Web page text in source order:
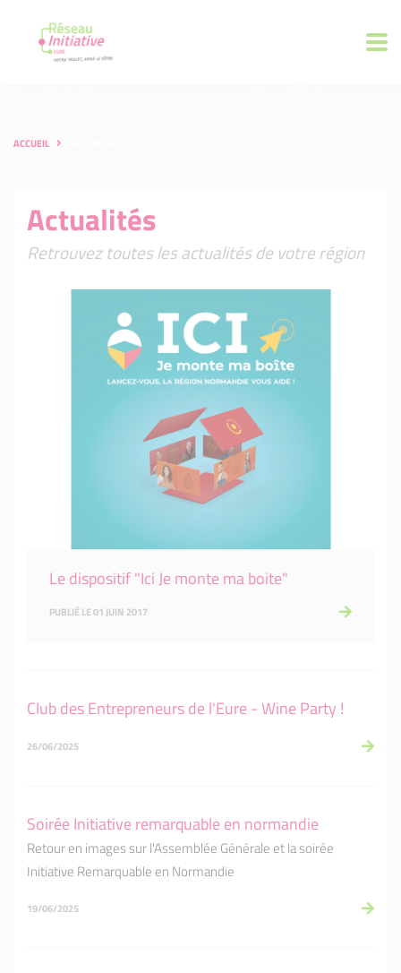
ACCUEIL
Actualités
Retrouvez toutes les actualités de votre région
Le dispositif "Ici Je monte ma boite"
PUBLIÉ LE 01 JUIN 2017
Club des Entrepreneurs de l'Eure - Wine Party !
26/06/2025
Soirée Initiative remarquable en normandie
Retour en images sur l'Assemblée Générale et la soirée
Initiative Remarquable en Normandie
19/06/2025